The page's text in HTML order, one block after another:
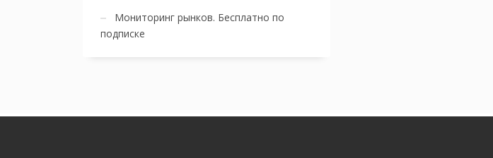
Мониторинг рынков. Бесплатно по
подписке